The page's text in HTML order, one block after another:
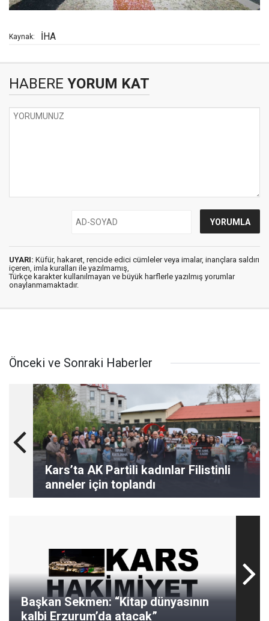
Kaynak: İHA
HABERE YORUM KAT
UYARI: Küfür, hakaret, rencide edici cümleler veya imalar, inançlara saldırı
içeren, imla kuralları ile yazılmamış,
Türkçe karakter kullanılmayan ve büyük harflerle yazılmış yorumlar
onaylanmamaktadır.
Önceki ve Sonraki Haberler
Kars’ta AK Partili kadınlar Filistinli
anneler için toplandı
Başkan Sekmen: “Kitap dünyasının
kalbi Erzurum’da atacak”